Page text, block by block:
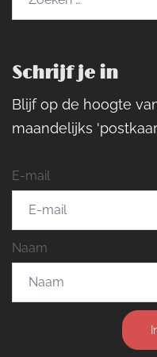
Schrijf je in
Blijf op de hoogte
maandelijks
E-mail
Naam